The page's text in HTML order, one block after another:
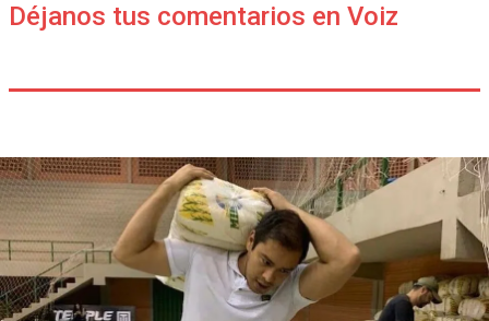
Déjanos tus comentarios en Voiz